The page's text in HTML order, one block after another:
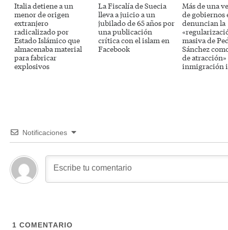
Italia detiene a un
menor de origen
extranjero
radicalizado por
Estado Islámico que
almacenaba material
para fabricar
explosivos
La Fiscalía de Suecia
lleva a juicio a un
jubilado de 65 años por
una publicación
crítica con el islam en
Facebook
Más de una
de gobiernos
denuncian la
masiva de
Sánchez
de atracción»
inmigración
Notificaciones
1 COMENTARIO